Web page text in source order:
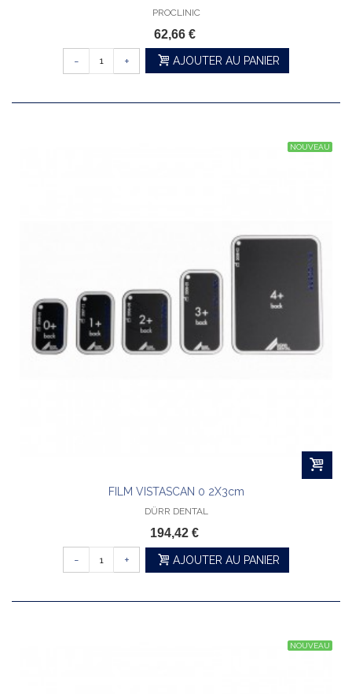
PROCLINIC
62,66 €
- + AJOUTER AU PANIER
NOUVEAU
FILM VISTASCAN 0 2X3cm
DÜRR DENTAL
194,42 €
- + AJOUTER AU PANIER
NOUVEAU